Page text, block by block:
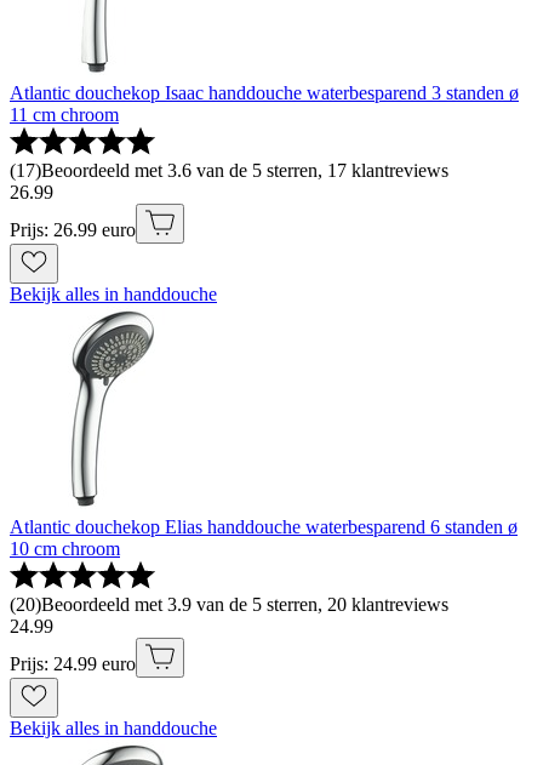
Atlantic douchekop Isaac handdouche waterbesparend 3 standen ø
11 cm chroom
(17)Beoordeeld met 3.6 van de 5 sterren, 17 klantreviews
26.99
Prijs: 26.99 euro
Bekijk alles in handdouche
Atlantic douchekop Elias handdouche waterbesparend 6 standen ø
10 cm chroom
(20)Beoordeeld met 3.9 van de 5 sterren, 20 klantreviews
24.99
Prijs: 24.99 euro
Bekijk alles in handdouche